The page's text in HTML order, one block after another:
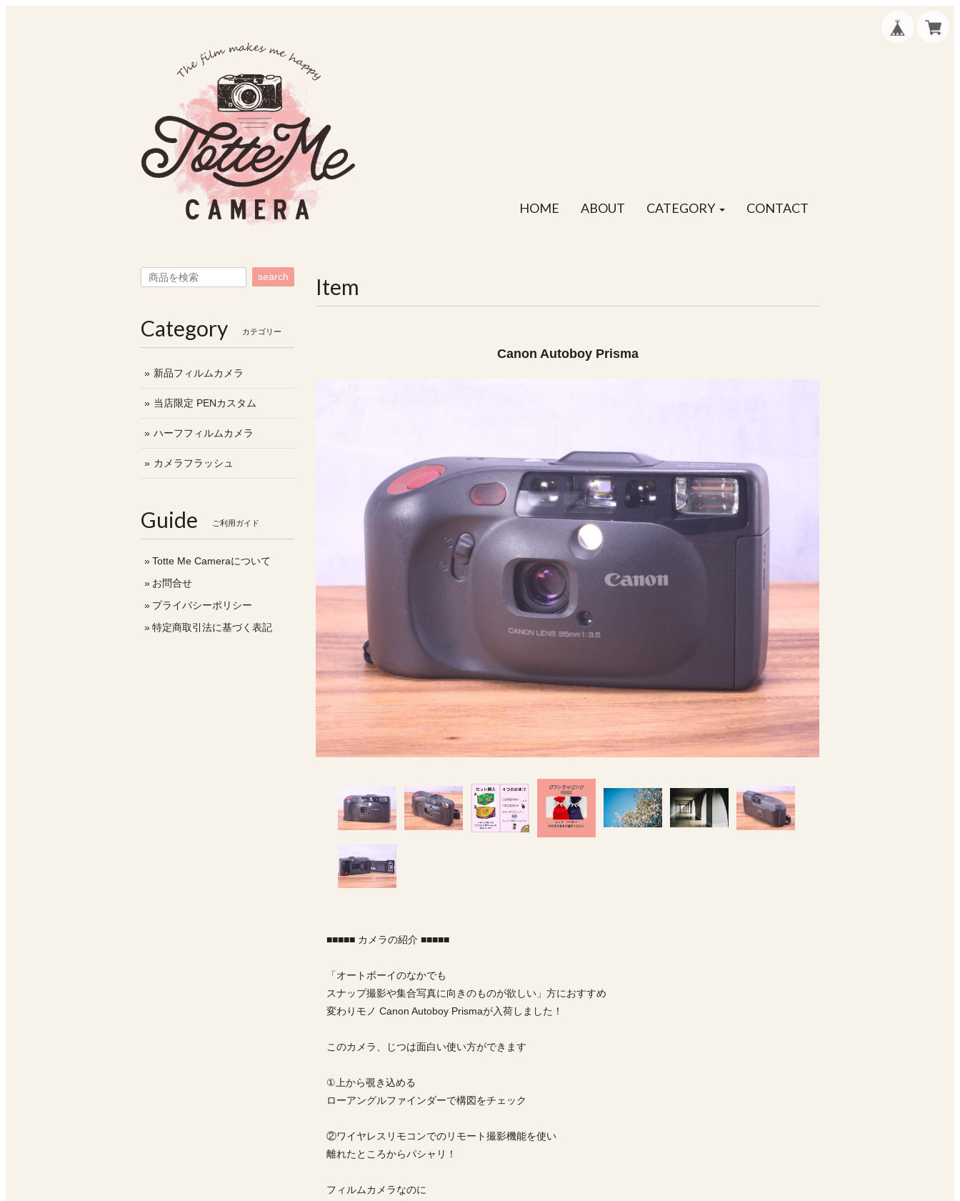
HOME ABOUT CATEGORY CONTACT
Item
Canon Autoboy Prisma
■■■■■ カメラの紹介 ■■■■■
「オートボーイのなかでも
スナップ撮影や集合写真に向きのものが欲しい」方におすすめ
変わりモノ Canon Autoboy Prismaが入荷しました！
このカメラ、じつは面白い使い方ができます
①上から覗き込める
ローアングルファインダーで構図をチェック
②ワイヤレスリモコンでのリモート撮影機能を使い
離れたところからパシャリ！
フィルムカメラなのに
search
Category カテゴリー
新品フィルムカメラ
当店限定 PENカスタム
ハーフフィルムカメラ
カメラフラッシュ
Guide ご利用ガイド
Totte Me Cameraについて
お問合せ
プライバシーポリシー
特定商取引法に基づく表記